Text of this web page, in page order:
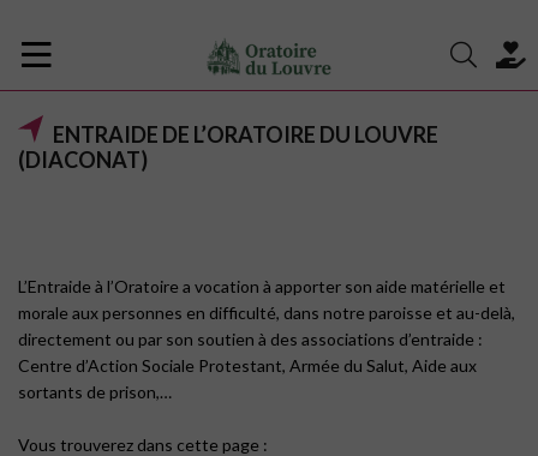
ENTRAIDE DE L’ORATOIRE DU LOUVRE
(DIACONAT)
L’Entraide à l’Oratoire a vocation à apporter son aide matérielle et
morale aux personnes en difficulté, dans notre paroisse et au-delà,
directement ou par son soutien à des associations d’entraide :
Centre d’Action Sociale Protestant, Armée du Salut, Aide aux
sortants de prison,…
Vous trouverez dans cette page :